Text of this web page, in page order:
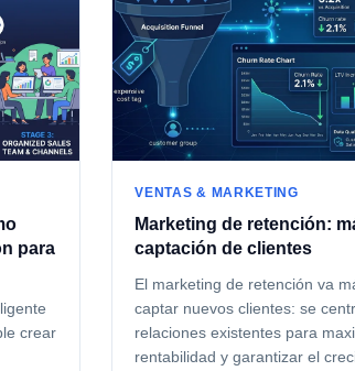
para
crear
VENTAS & MARKETING
Marketing de retención:
captación de clientes
El marketing de retención va
captar nuevos clientes: se
relaciones existentes para
rentabilidad y garantizar el